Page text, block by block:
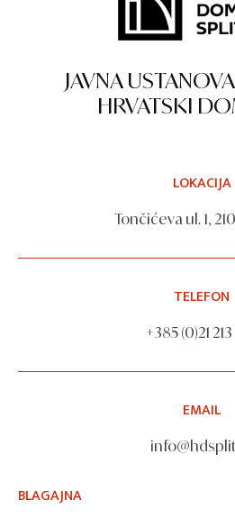
JAVNA
HRVATSKI
LOKACIJA
Tončićeva ul. 1,
TELEFON
+385 (0)21
EMAIL
BLAGAJNA